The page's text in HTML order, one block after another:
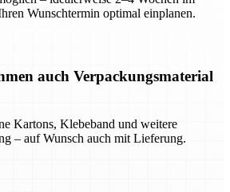
Wunschtermin optimal einplanen.
auch Verpackungsmaterial
Kartons, Klebeband und weitere
– auf Wunsch auch mit Lieferung.